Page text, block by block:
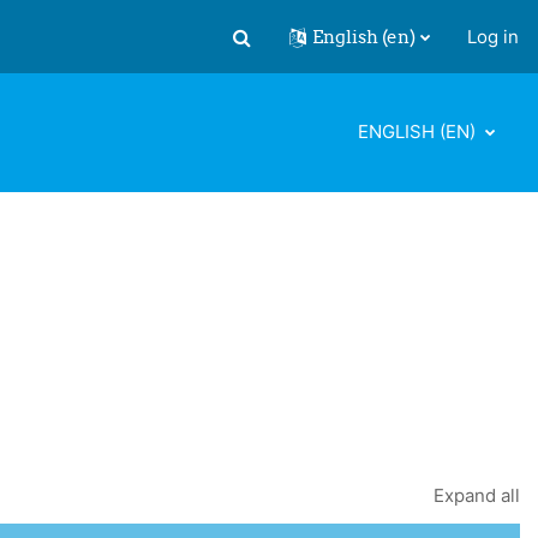
Toggle search input
English ‎(en)‎ Log in
ENGLISH ‎(EN)‎
Expand all